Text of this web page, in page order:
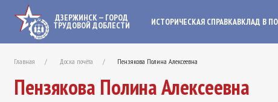
ДЗЕРЖИНСК — ГОРОД
ТРУДОВОЙ ДОБЛЕСТИ ИСТОРИЧЕСКАЯ СПРАВКАВКЛАД В
Главная Доска почёта Пензякова Полина Алексеевна
Пензякова Полина Алексеевна